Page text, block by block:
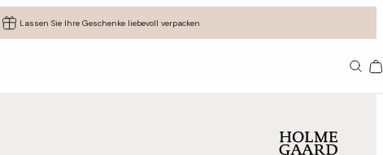
Lassen Sie Ihre Geschenke liebevoll verpacken